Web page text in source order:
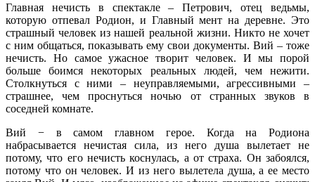
Главная нечисть в спектакле – Петрович, отец ведьмы,
которую отпевал Родион, и Главный мент на деревне. Это
страшный человек из нашей реальной жизни. Никто не хочет
с ним общаться, показывать ему свои документы. Вий – тоже
нечисть. Но самое ужасное творит человек. И мы порой
больше боимся некоторых реальных людей, чем нежити.
Столкнуться с ними – неуправляемыми, агрессивными –
страшнее, чем проснуться ночью от странных звуков в
соседней комнате.
Вий − в самом главном герое. Когда на Родиона
набрасывается нечистая сила, из него душа вылетает не
потому, что его нечисть коснулась, а от страха. Он забоялся,
потому что он человек. И из него вылетела душа, а ее место